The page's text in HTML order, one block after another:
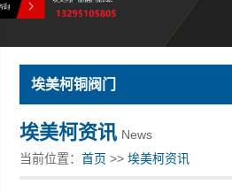
埃美柯铜阀门
埃美柯资讯 News
当前位置：首页 >>埃美柯资讯